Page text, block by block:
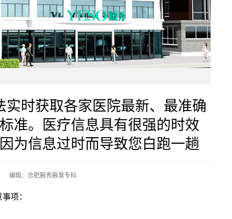
时获取各家医院最新、最准确
准。医疗信息具有很强的时效
为信息过时而导致您白跑一趟
编辑：合肥腋秀腋臭专科
项：